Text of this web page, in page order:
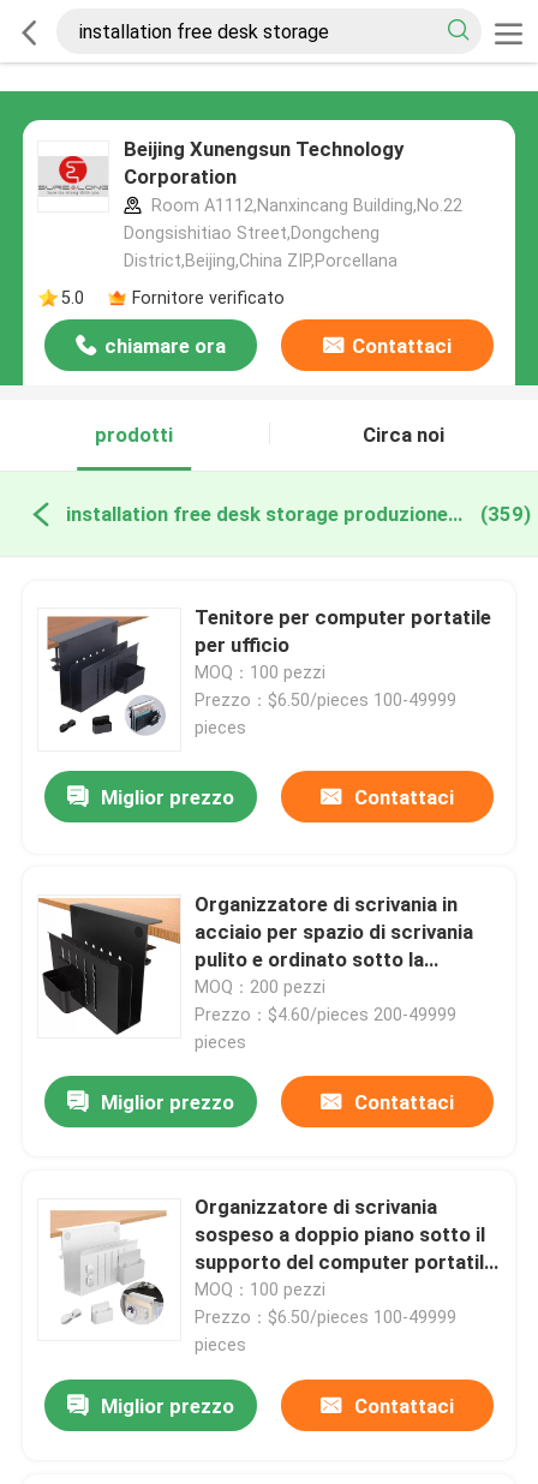
Beijing Xunengsun Technology
Corporation
Room A1112,Nanxincang Building,No.22
Dongsishitiao Street,Dongcheng
District,Beijing,China ZIP,Porcellana
5.0
Fornitore verificato
chiamare ora Contattaci
prodotti Circa noi
installation free desk storage produzione online (359)
Tenitore per computer portatile
per ufficio
MOQ：100 pezzi
Prezzo：$6.50/pieces 100-49999
pieces
Miglior prezzo Contattaci
Organizzatore di scrivania in
acciaio per spazio di scrivania
pulito e ordinato sotto la
soluzione di archiviazione del
tavolo
MOQ：200 pezzi
Prezzo：$4.60/pieces 200-49999
pieces
Miglior prezzo Contattaci
Organizzatore di scrivania
sospeso a doppio piano sotto il
supporto del computer portatile
per scrivania priva di disordine
MOQ：100 pezzi
Prezzo：$6.50/pieces 100-49999
pieces
Miglior prezzo Contattaci